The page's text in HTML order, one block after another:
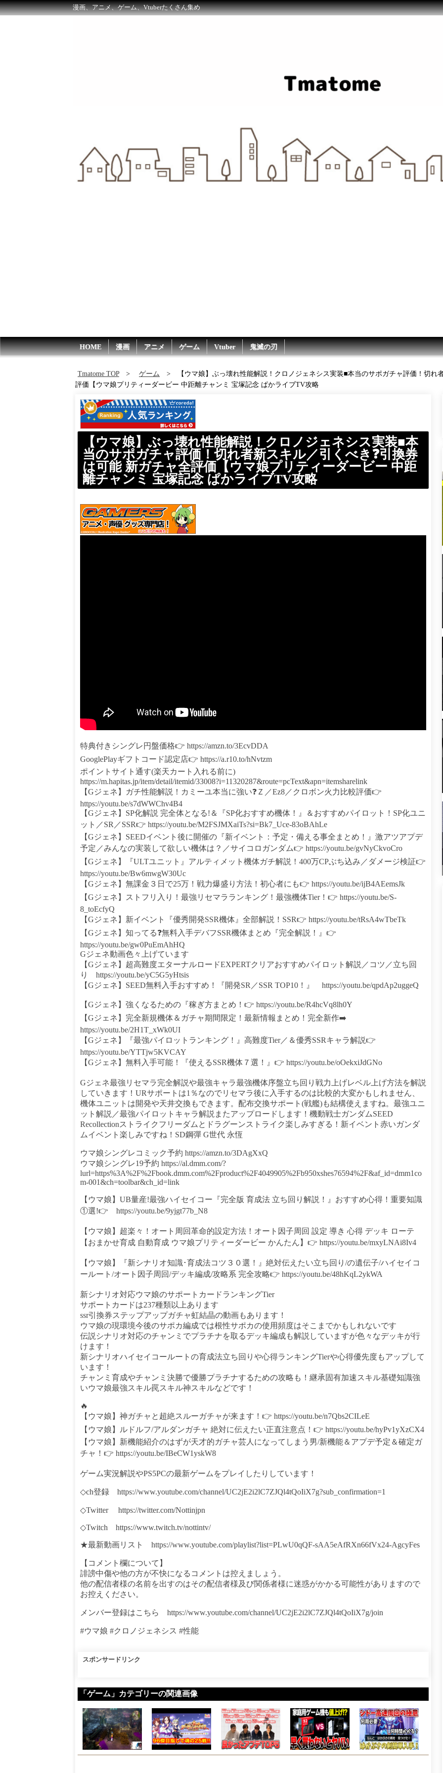
漫画、アニメ、ゲーム、Vtuberたくさん集め
HOME 漫画 アニメ ゲーム Vtuber 鬼滅の刃
Tmatome TOP ゲーム
【ウマ娘】ぶっ壊れ性能解説！クロノジェネシス実装■本当のサポガチャ評価！切れ
評価【ウマ娘プリティーダービー 中距離チャンミ 宝塚記念 ぱかライブTV攻略
【ウマ娘】ぶっ壊れ性能解説！クロノジェネシス実装■本
当のサポガチャ評価！切れ者新スキル／引くべき❓引換券
は可能 新ガチャ全評価【ウマ娘プリティーダービー 中距
離チャンミ 宝塚記念 ぱかライブTV攻略
特典付きシングレ円盤価格👉 https://amzn.to/3EcvDDA
GooglePlayギフトコード認定店👉 https://a.r10.to/hNvtzm
ポイントサイト通す(楽天カート入れる前に)
https://m.hapitas.jp/item/detail/itemid/33008?i=11320287&route=pcText&apn=itemsharelink
【Gジェネ】ガチ性能解説！カミーユ本当に強い❓Ｚ／Ez8／クロボン火力比較評価👉
https://youtu.be/s7dWWChv4B4
【Gジェネ】SP化解説 完全体となる!＆『SP化おすすめ機体！』＆おすすめパイロット！SP化ユニ
ット／SR／SSR👉 https://youtu.be/M2FSJMXaiTs?si=Bk7_Uce-83oBAhLe
【Gジェネ】SEEDイベント後に開催の『新イベント：予定・備える事全まとめ！』激アツアプデ
予定／みんなの実装して欲しい機体は？／サイコロガンダム👉 https://youtu.be/gvNyCkvoCro
【Gジェネ】『ULTユニット』アルティメット機体ガチ解説！400万CPぶち込み／ダメージ検証👉
https://youtu.be/Bw6mwgW30Uc
【Gジェネ】無課金３日で25万！戦力爆盛り方法！初心者にも👉 https://youtu.be/ijB4AEemsJk
【Gジェネ】ストフリ入り！最強リセマラランキング！最強機体Tier！👉 https://youtu.be/S-
8_toEcfyQ
【Gジェネ】新イベント『優秀開発SSR機体』全部解説！SSR👉 https://youtu.be/tRsA4wTbeTk
【Gジェネ】知ってる❓無料入手デバフSSR機体まとめ『完全解説！』👉
https://youtu.be/gw0PuEmAhHQ
Gジェネ動画色々上げています
【Gジェネ】超高難度エターナルロードEXPERTクリアおすすめパイロット解説／コツ／立ち回
り https://youtu.be/yC5G5yHtsis
【Gジェネ】SEED無料入手おすすめ！『開発SR／SSR TOP10！』 https://youtu.be/qpdAp2uggeQ
【Gジェネ】強くなるための『稼ぎ方まとめ！👉 https://youtu.be/R4hcVq8lh0Y
【Gジェネ】完全新規機体＆ガチャ期間限定！最新情報まとめ！完全新作➡️
https://youtu.be/2H1T_xWk0UI
【Gジェネ】『最強パイロットランキング！』高難度Tier／＆優秀SSRキャラ解説👉
https://youtu.be/YTTjw5KVCAY
【Gジェネ】無料入手可能！『使えるSSR機体７選！』👉 https://youtu.be/oOekxiJdGNo
Gジェネ最強リセマラ完全解説や最強キャラ最強機体序盤立ち回り戦力上げレベル上げ方法を解説
していきます！URサポートは1％なのでリセマラ後に入手するのは比較的大変かもしれません、
機体ユニットは開発や天井交換もできます。配布交換サポート(戦艦)も結構使えますね。最強ユニ
ット解説／最強パイロットキャラ解説またアップロードします！機動戦士ガンダムSEED
Recollectionストライクフリーダムとドラグーンストライク楽しみすぎる！新イベント赤いガンダ
ムイベント楽しみですね！SD鋼彈 G世代 永恆
ウマ娘シングレコミック予約 https://amzn.to/3DAgXxQ
ウマ娘シングレ19予約 https://al.dmm.com/?
lurl=https%3A%2F%2Fbook.dmm.com%2Fproduct%2F4049905%2Fb950xshes76594%2F&af_id=dmm1co
m-001&ch=toolbar&ch_id=link
【ウマ娘】UB量産!最強ハイセイコー『完全版 育成法 立ち回り解説！』おすすめ心得！重要知識
①選!👉 https://youtu.be/9yjgt77b_N8
【ウマ娘】超楽々！オート周回革命的設定方法！オート因子周回 設定 導き 心得 デッキ ローテ
【おまかせ育成 自動育成 ウマ娘プリティーダービー かんたん】👉 https://youtu.be/mxyLNAi8Iv4
【ウマ娘】『新シナリオ知識･育成法コツ３０選！』絶対伝えたい立ち回り/の遺伝子/ハイセイコ
ールート/オート因子周回/デッキ編成/攻略系 完全攻略👉 https://youtu.be/48hKqL2ykWA
新シナリオ対応ウマ娘のサポートカードランキングTier
サポートカードは237種類以上あります
ssr引換券ステップアップガチャ虹結晶の動画もあります！
ウマ娘の現環境今後のサポカ編成では根性サポカの使用頻度はそこまでかもしれないです
伝説シナリオ対応のチャンミでプラチナを取るデッキ編成も解説していますが色々なデッキが行
けます！
新シナリオハイセイコールートの育成法立ち回りや心得ランキングTierや心得優先度もアップして
います！
チャンミ育成やチャンミ決勝で優勝プラチナするための攻略も！継承固有加速スキル基礎知識強
いウマ娘最強スキル罠スキル神スキルなどです！
🔥
【ウマ娘】神ガチャと超絶スルーガチャが来ます！👉 https://youtu.be/n7Qbs2CILeE
【ウマ娘】ルドルフ/アルダンガチャ 絶対に伝えたい正直注意点！👉 https://youtu.be/hyPv1yXzCX4
【ウマ娘】新機能紹介のはずが天才的ガチャ芸人になってしまう男/新機能＆アプデ予定＆確定ガ
チャ！👉 https://youtu.be/IBeCW1yskW8
ゲーム実況解説やPS5PCの最新ゲームをプレイしたりしています！
◇ch登録 https://www.youtube.com/channel/UC2jE2i2lC7ZJQl4tQoIiX7g?sub_confirmation=1
◇Twitter https://twitter.com/Nottinjpn
◇Twitch https://www.twitch.tv/nottintv/
★最新動画リスト https://www.youtube.com/playlist?list=PLwU0qQF-sAA5eAfRXn66fVx24-AgcyFes
【コメント欄について】
誹謗中傷や他の方が不快になるコメントは控えましょう。
他の配信者様の名前を出すのはその配信者様及び関係者様に迷惑がかかる可能性がありますので
お控えください。
メンバー登録はこちら https://www.youtube.com/channel/UC2jE2i2lC7ZJQl4tQoIiX7g/join
#ウマ娘 #クロノジェネシス #性能
スポンサードリンク
「ゲーム」カテゴリーの関連画像